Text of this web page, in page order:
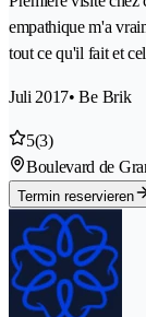
empathique m'a
tout ce qu'il fait et
Juli 2017• Be Brik
5(3)
Boulevard de
Termin reservieren